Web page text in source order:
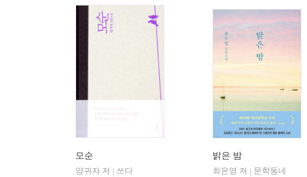
모순
양귀자 저
쓰다
밝은 밤
최은영 저
문학동네